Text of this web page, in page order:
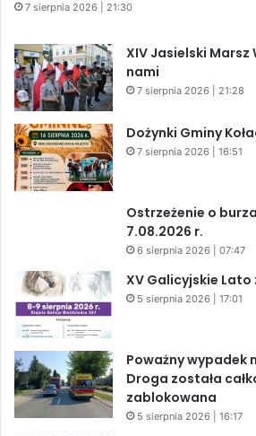
7 sierpnia 2026 | 21:30
XIV Jasielski Marsz
nami
7 sierpnia 2026 | 21:28
Dożynki Gminy
7 sierpnia 2026 | 16:51
Ostrzeżenie o
7.08.2026 r.
6 sierpnia 2026 | 07:47
XV Galicyjskie Lato
5 sierpnia 2026 | 17:01
Poważny wypadek
Droga została
zablokowana
5 sierpnia 2026 | 16:17